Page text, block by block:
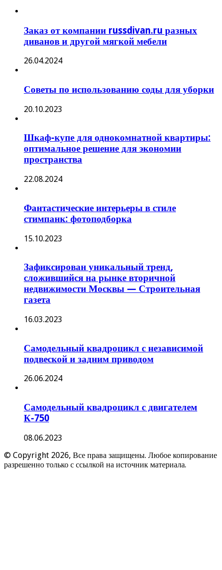
Заказ от компании russdivan.ru разных
диванов и другой мягкой мебели
26.04.2024
Советы по использованию соды для уборки
20.10.2023
Шкаф-купе для однокомнатной квартиры:
оптимальное решение для экономии
пространства
22.08.2024
Фантастические интерьеры в стиле
стимпанк: фотоподборка
15.10.2023
Зафиксирован уникальный тренд,
сложившийся на рынке вторичной
недвижимости Москвы — Строительная
газета
16.03.2023
Самодельный квадроцикл с независимой
подвеской и задним приводом
26.06.2024
Самодельный квадроцикл с двигателем
К-750
08.06.2023
© Copyright 2026, Все права защищены. Любое копирование
разрешенно только с ссылкой на источник материала.